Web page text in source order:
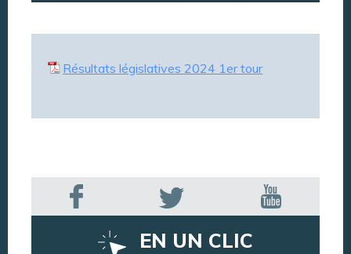
Résultats législatives 2024 1er tour
EN UN CLIC